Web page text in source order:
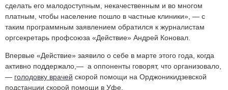
сделать его малодоступным, некачественным и во многом
платным, чтобы население пошло в частные клиники», — с
таким программным заявлением обратился к журналистам
оргсекретарь профсоюза «Действие» Андрей Коновал.
Впервые «Действие» заявило о себе в марте этого года, когда
активно поддержало,— а оппоненты говорят, что организовало,
— голодовку врачей скорой помощи на Орджоникидзевской
подстанции скорой помощи в Уфе.